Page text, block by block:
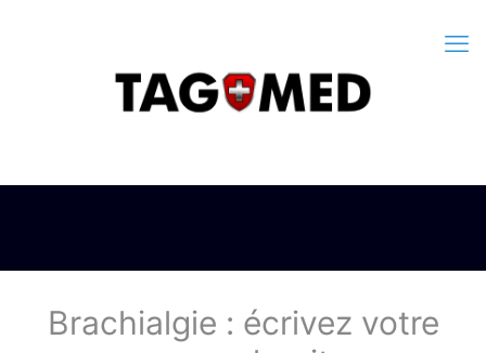
Brachialgie : écrivez votre